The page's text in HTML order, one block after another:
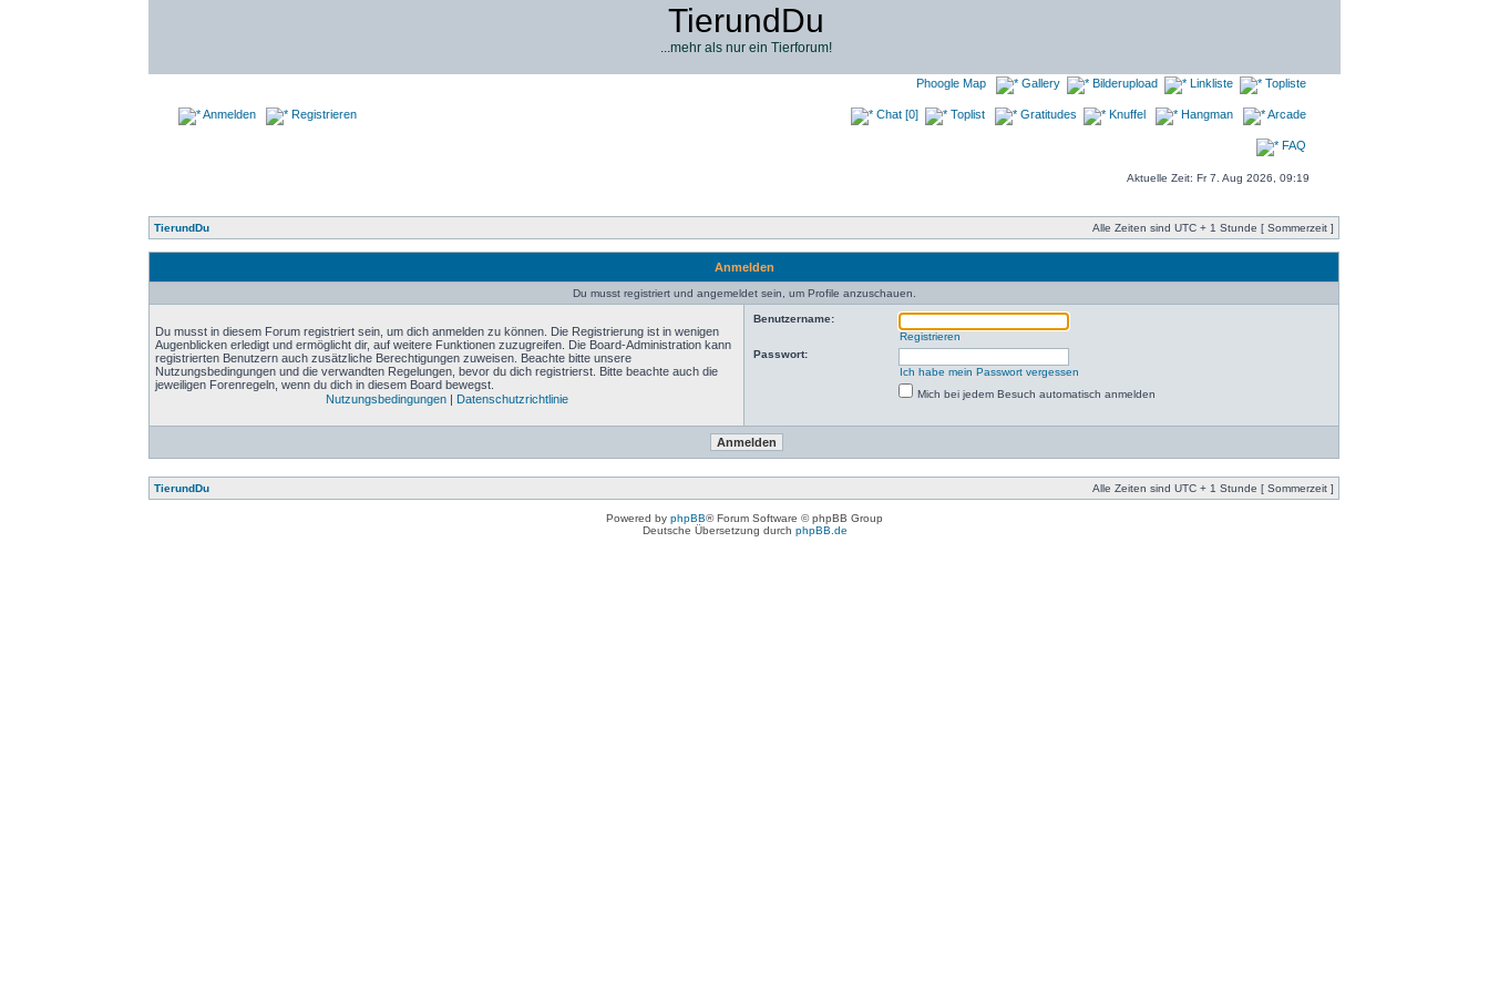
TierundDu
...mehr als nur ein Tierforum!
Anmelden Registrieren
Phoogle Map Gallery Bilderupload Linkliste Topliste
Chat [0] Toplist Gratitudes Knuffel Hangman Arcade
FAQ
Aktuelle Zeit: Fr 7. Aug 2026, 09:19
TierundDu Alle Zeiten sind UTC + 1 Stunde [ Sommerzeit ]
Anmelden
Du musst registriert und angemeldet sein, um Profile anzuschauen.
Du musst in diesem Forum registriert sein, um dich anmelden zu können. Die Registrierung ist in wenigen
Augenblicken erledigt und ermöglicht dir, auf weitere Funktionen zuzugreifen. Die Board-Administration kann
registrierten Benutzern auch zusätzliche Berechtigungen zuweisen. Beachte bitte unsere
Nutzungsbedingungen und die verwandten Regelungen, bevor du dich registrierst. Bitte beachte auch die
jeweiligen Forenregeln, wenn du dich in diesem Board bewegst.
Nutzungsbedingungen| Datenschutzrichtlinie
Benutzername:
Registrieren
Passwort:
Ich habe mein Passwort vergessen
Mich bei jedem Besuch automatisch anmelden
TierundDu Alle Zeiten sind UTC + 1 Stunde [ Sommerzeit ]
Powered by phpBB® Forum Software © phpBB Group
Deutsche Übersetzung durch phpBB.de